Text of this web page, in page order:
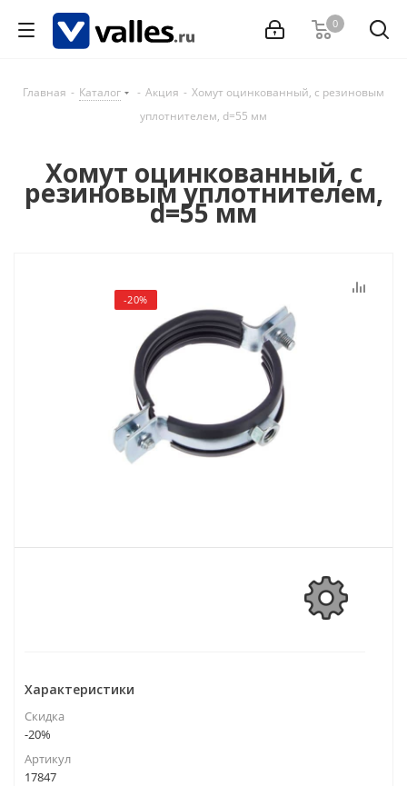
0
Главная - Каталог - Акция - Хомут оцинкованный, с резиновым
уплотнителем, d=55 мм
Хомут оцинкованный, с
резиновым уплотнителем,
d=55 мм
-20%
Характеристики
Скидка
-20%
Артикул
17847